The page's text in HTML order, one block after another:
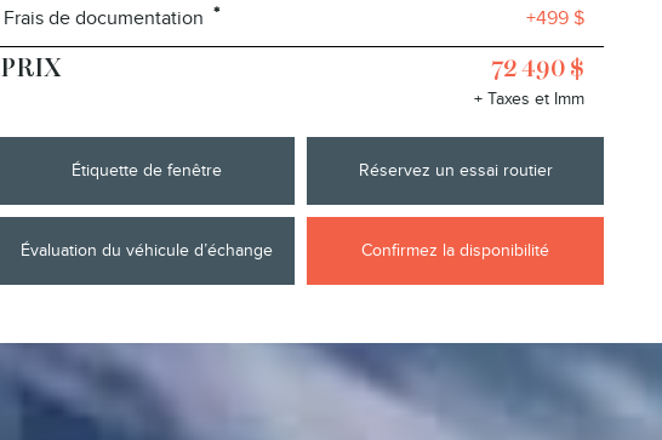
Frais de documentation * +499 $
PRIX 72 490 $
+ Taxes et Imm
Étiquette de fenêtre Réservez un essai routier
Évaluation du véhicule d’échange Confirmez la disponibilité